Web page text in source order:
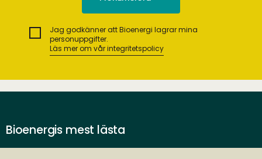
Jag godkänner att Bioenergi lagrar mina
personuppgifter.
Läs mer om vår integritetspolicy
Bioenergis mest lästa